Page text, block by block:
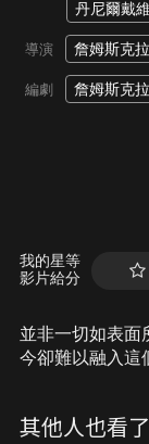
丹尼爾戴
導演 詹姆斯克
編劇 詹姆斯克
我的星等
影片給分
並非一切如表
今卻難以融入這
沼…
其他人也看了